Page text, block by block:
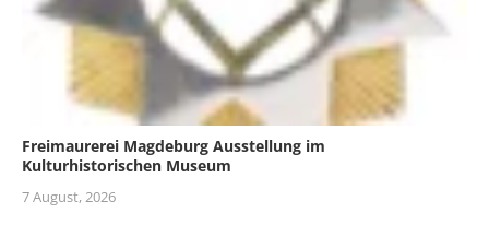
Freimaurerei Magdeburg Ausstellung im
Kulturhistorischen Museum
7 August, 2026